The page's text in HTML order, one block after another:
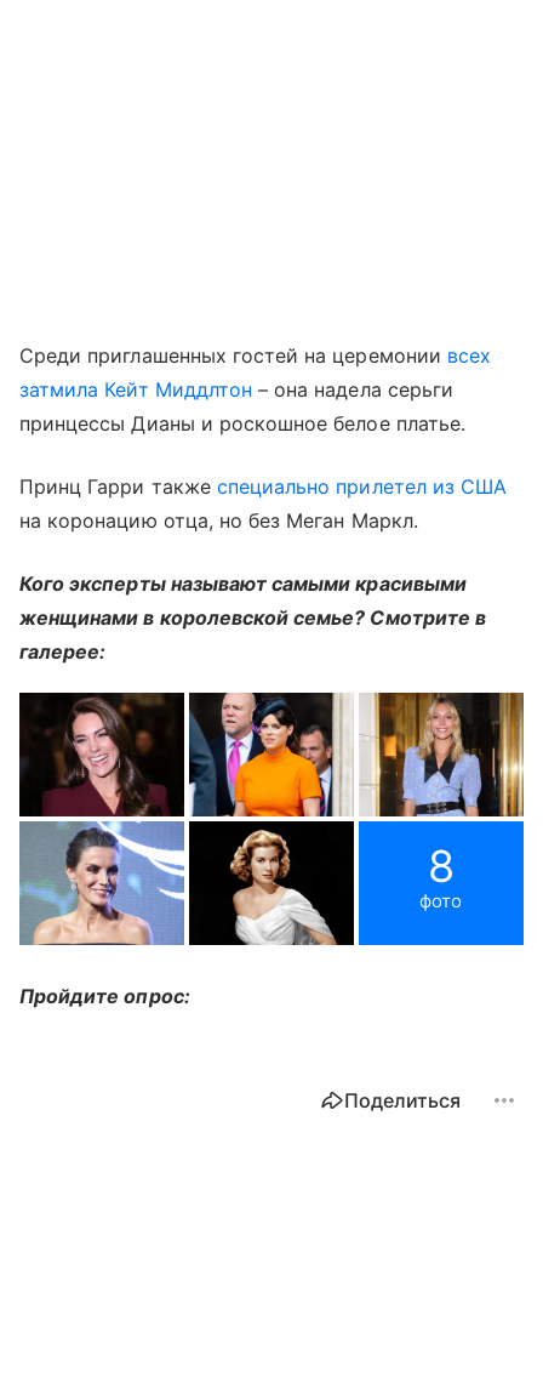
Среди приглашенных гостей на церемонии всех
затмила Кейт Миддлтон – она надела серьги
принцессы Дианы и роскошное белое платье.
Принц Гарри также специально прилетел из США
на коронацию отца, но без Меган Маркл.
Кого эксперты называют самыми красивыми
женщинами в королевской семье? Смотрите в
галерее:
8
фото
Пройдите опрос:
Поделиться